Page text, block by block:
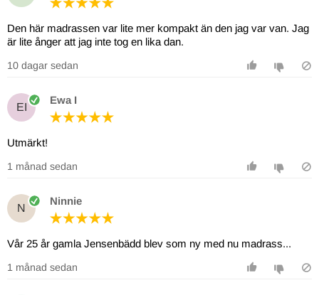
Den här madrassen var lite mer kompakt än den jag var van. Jag
är lite ånger att jag inte tog en lika dan.
10 dagar sedan
EI
Ewa I
Utmärkt!
1 månad sedan
N
Ninnie
Vår 25 år gamla Jensenbädd blev som ny med nu madrass...
1 månad sedan